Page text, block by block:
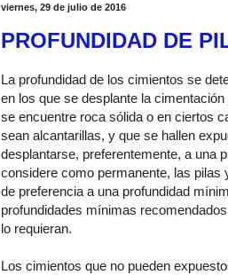
viernes, 29 de julio de 2016
PROFUNDIDAD DE
La profundidad de los cimientos se
en los que se desplante la
se encuentre roca sólida o en ciertos
sean alcantarillas, y que se hallen
desplantarse, preferentemente, a una
considere como permanente, las pilas
de preferencia a una profundidad
profundidades mínimas
lo requieran.
Los cimientos que no pueden